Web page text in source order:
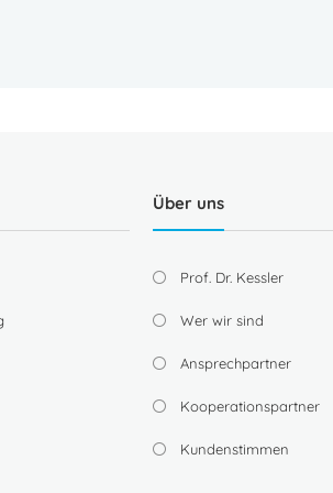
Über uns
Prof. Dr. Kessler
Wer wir sind
Ansprechpartner
Kooperationspartner
Kundenstimmen